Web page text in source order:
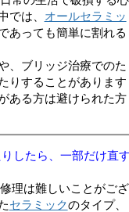
では、 オールセラミッ
あっても簡単に割れる
、ブリッジ治療でのた
りすることがあります
ある方は避けられた方
したら、一部だけ直
理は難しいことがござ
セラミックのタイプ、